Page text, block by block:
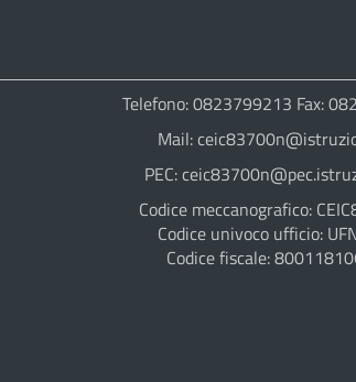
Telefono: 0823799213 Fax:
Mail:
PEC:
Codice meccanografico:
Codice univoco ufficio:
Codice fiscale: